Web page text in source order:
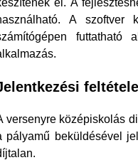
el. A
A szoftver
futtatható
versenyre középiskolás
pályamű beküldésével